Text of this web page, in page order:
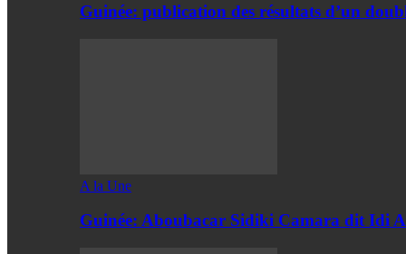
Guinée: publication des résultats d’un
A la Une
Guinée: Aboubacar Sidiki Camara dit Idi